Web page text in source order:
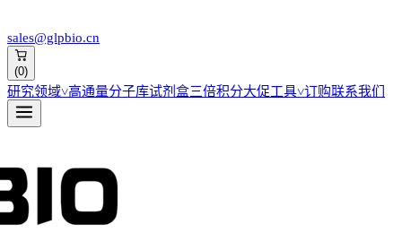
sales@glpbio.cn
(0)
研究领域˅高通量分子库试剂盒三倍积分大促工具˅订购联系我们